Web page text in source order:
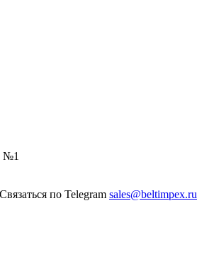
№1
sales@beltimpex.ru